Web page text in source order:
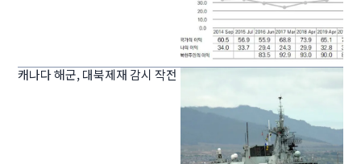
캐나다 해군, 대북제재 감시 작전